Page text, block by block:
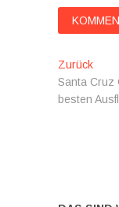
Zurück
Santa Cruz
besten